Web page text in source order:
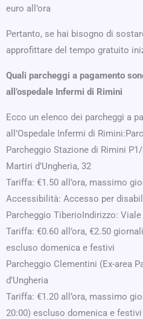
euro all’ora
Pertanto, se hai bisogno di
approfittare del tempo gratuito
Quali parcheggi a pagamento
all’ospedale Infermi di Rimini
Ecco un elenco dei parcheggi a
all’Ospedale Infermi di
Parcheggio Stazione di Rimini
Martiri d’Ungheria, 32
Tariffa: €1.50 all’ora, massimo
Accessibilità: Accesso per
Parcheggio TiberioIndirizzo:
Tariffa: €0.60 all’ora, €2.50
escluso domenica e festivi
Parcheggio Clementini (Ex-area
d’Ungheria
Tariffa: €1.20 all’ora, massimo
20:00) escluso domenica e festivi